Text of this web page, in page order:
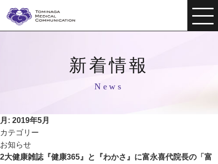
新着情報
News
月: 2019年5月
カテゴリー
お知らせ
2大健康雑誌『健康365』と『わかさ』に富永喜代院長の「富